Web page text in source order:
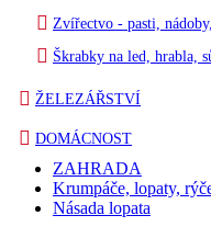
Zvířectvo - pasti,
Škrabky na led, hrabla,
ŽELEZÁŘSTVÍ
DOMÁCNOST
ZAHRADA
Krumpáče, lopaty,
Násada lopata